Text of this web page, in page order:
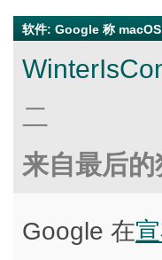
软件: Google 称
二
来自最后
Google 在